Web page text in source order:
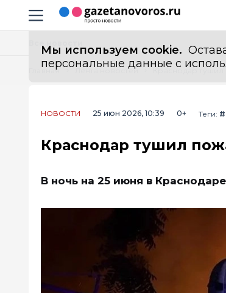
Навигация сайта
Мы используем cookie.
персональные данные с
Главная Лента новостей Краснодар тушил пожар всю ночь: огонь съел 650 квадратов цеха
НОВОСТИ 25 июн 2026, 10:39 0+ Теги:
Краснодар тушил
В ночь на 25 июня в